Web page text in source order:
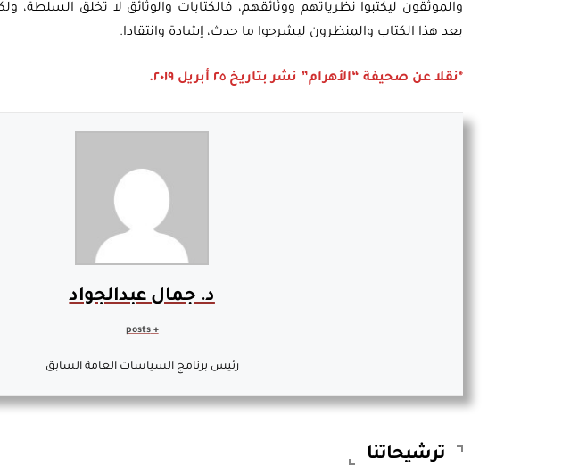
والموثقون ليكتبوا نظرياتهم ووثائقهم، فالكتابات والوثائق لا تخلق السلطة،
بعد هذا الكتاب والمنظرون ليشرحوا ما حدث، إشادة وانتقادا.
*نقلا عن صحيفة “الأهرام” نشر بتاريخ ٢٥ أبريل ٢٠١٩.
د. جمال عبدالجواد
+ posts
رئيس برنامج السياسات العامة السابق
ترشيحاتنا